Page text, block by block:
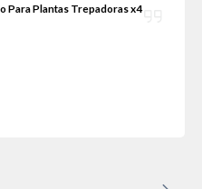
Para Plantas Trepadoras x4